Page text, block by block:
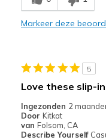
Markeer deze
5
Love these slip-
Ingezonden 2
Door Kitkat
van Folsom, CA
Describe Yourself